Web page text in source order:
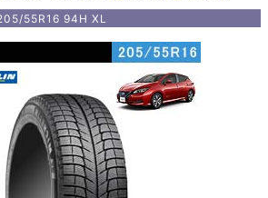
55R16 94H XL